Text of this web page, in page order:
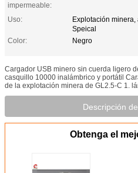
impermeable:
Uso:
Explotación minera,
Speical
Color:
Negro
Cargador USB minero sin cuerda ligero
casquillo 10000 inalámbrico y portátil
de la explotación minera de GL2.5-C 1.
Descripción
Obtenga el